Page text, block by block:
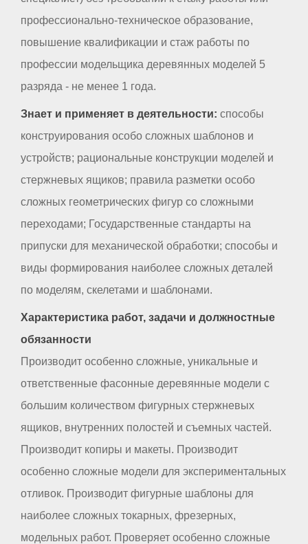
профессионально-техническое образование,
повышение квалификации и стаж работы по
профессии модельщика деревянных моделей 5
разряда - не менее 1 года.
Знает и применяет в деятельности: способы
конструирования особо сложных шаблонов и
устройств; рациональные конструкции моделей и
стержневых ящиков; правила разметки особо
сложных геометрических фигур со сложными
переходами; Государственные стандарты на
припуски для механической обработки; способы и
виды формирования наиболее сложных деталей
по моделям, скелетами и шаблонами.
Характеристика работ, задачи и должностные
обязанности
Производит особенно сложные, уникальные и
ответственные фасонные деревянные модели с
большим количеством фигурных стержневых
ящиков, внутренних полостей и съемных частей.
Производит копиры и макеты. Производит
особенно сложные модели для экспериментальных
отливок. Производит фигурные шаблоны для
наиболее сложных токарных, фрезерных,
модельных работ. Проверяет особенно сложные